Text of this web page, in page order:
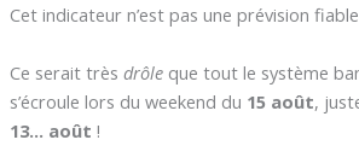
Cet indicateur n’est pas une prévision
Ce serait très drôleque tout le système
s’écroule lors du weekend du 15 août,
13… août !